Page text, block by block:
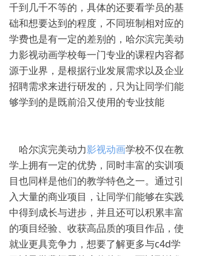
千到几千不等的，具体的还要看学员的基
础和想要达到的程度，不同班制相对应的
学费也是有一定的差别的，哈尔滨完美动
力影视动画学校每一门专业的课程内容都
源于业界，是根据行业发展需求以及企业
招聘需求来进行研发的，只为让同学们能
够学到的是既前沿又使用的专业技能
哈尔滨完美动力影视动画学校不仅在教
学上拥有一定的优势，同时丰富的实训项
目也同样是他们的教学特色之一。通过引
入大量的商业项目，让同学们能够在实践
中得到成长与进步，并且还可以积累丰富
的项目经验、收获高品质的项目作品，使
就业更具竞争力，想要了解更多与c4d学